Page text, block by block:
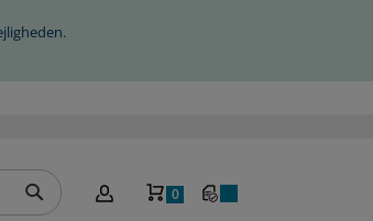
Min indkøbskurv
0